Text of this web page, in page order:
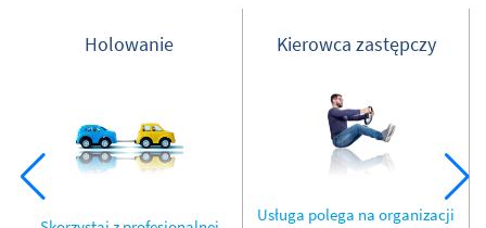
Holowanie Kierowca zastępczy
Usługa polega na organizacji